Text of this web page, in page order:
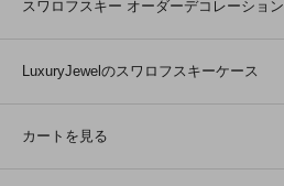
スワロフスキー オーダーデコレーション
LuxuryJewelのスワロフスキーケース
カートを見る